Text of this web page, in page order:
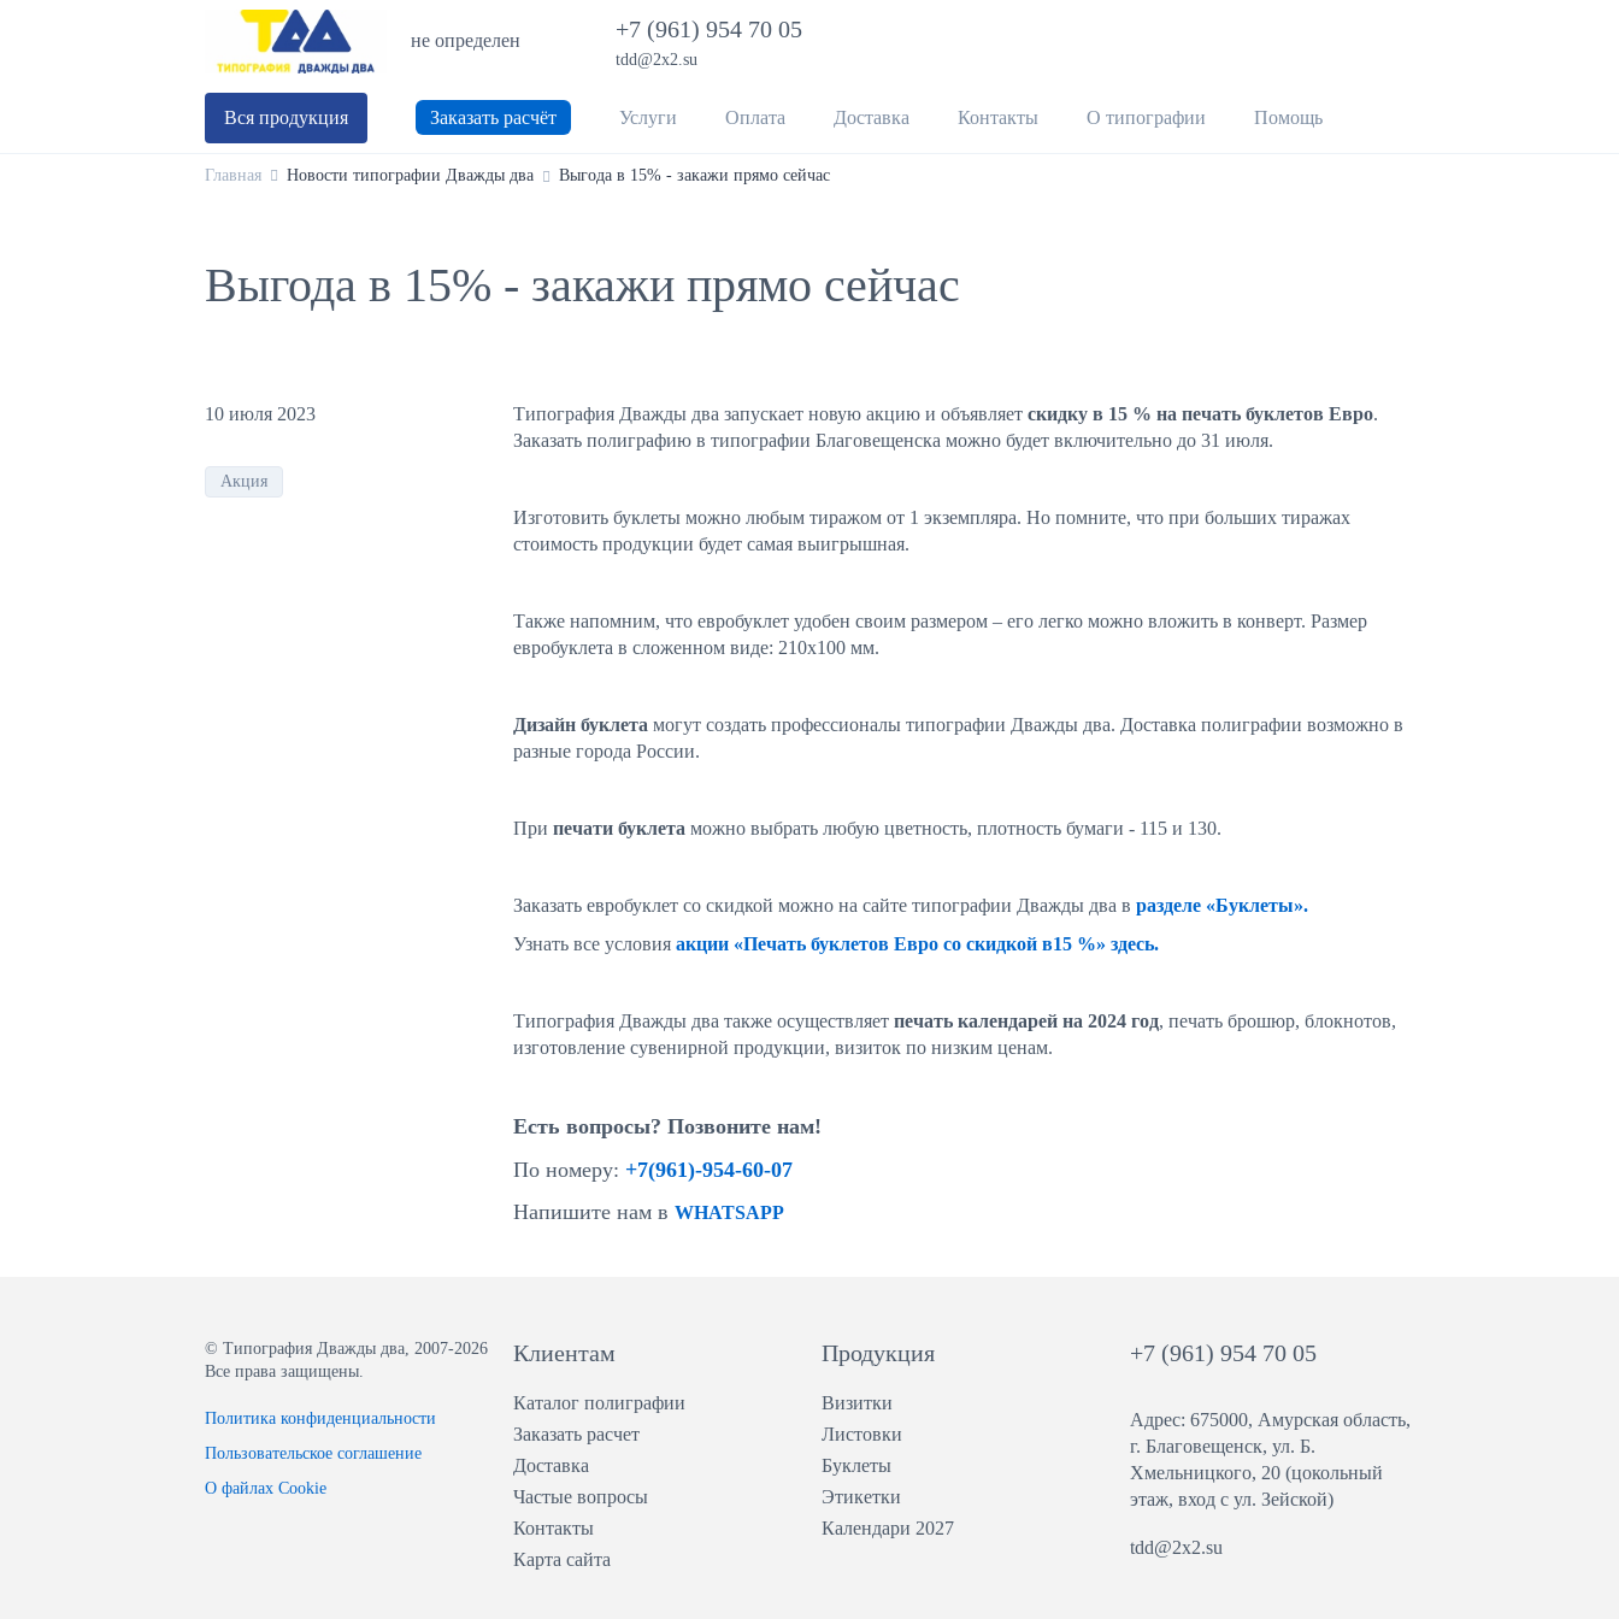
не определен +7 (961) 954 70 05
tdd@2x2.su
Вся продукция Заказать расчёт Услуги Оплата Доставка Контакты О типографии Помощь
Главная Новости типографии Дважды два Выгода в 15% - закажи прямо сейчас
Выгода в 15% - закажи прямо сейчас
10 июля 2023
Акция
Типография Дважды два запускает новую акцию и объявляет скидку в 15 % на печать буклетов Евро.
Заказать полиграфию в типографии Благовещенска можно будет включительно до 31 июля.
Изготовить буклеты можно любым тиражом от 1 экземпляра. Но помните, что при больших тиражах
стоимость продукции будет самая выигрышная.
Также напомним, что евробуклет удобен своим размером – его легко можно вложить в конверт. Размер
евробуклета в сложенном виде: 210х100 мм.
Дизайн буклета могут создать профессионалы типографии Дважды два. Доставка полиграфии возможно в
разные города России.
При печати буклета можно выбрать любую цветность, плотность бумаги - 115 и 130.
Заказать евробуклет со скидкой можно на сайте типографии Дважды два в разделе «Буклеты».
Узнать все условия акции «Печать буклетов Евро со скидкой в15 %» здесь.
Типография Дважды два также осуществляет печать календарей на 2024 год, печать брошюр, блокнотов,
изготовление сувенирной продукции, визиток по низким ценам.
Есть вопросы? Позвоните нам!
По номеру: +7(961)-954-60-07
Напишите нам в WHATSAPP
© Типография Дважды два, 2007-2026
Все права защищены.
Политика конфиденциальности
Пользовательское соглашение
О файлах Cookie
Клиентам
Каталог полиграфии
Заказать расчет
Доставка
Частые вопросы
Контакты
Карта сайта
Продукция
Визитки
Листовки
Буклеты
Этикетки
Календари 2027
+7 (961) 954 70 05
Адрес: 675000, Амурская область,
г. Благовещенск, ул. ​Б.
Хмельницкого, 20 (цокольный
этаж, вход с ул. Зейской)
tdd@2x2.su